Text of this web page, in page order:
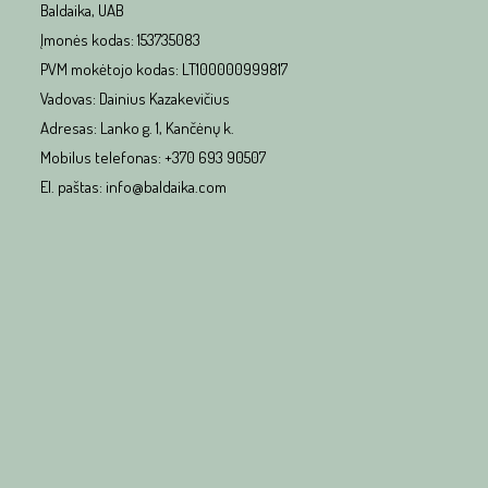
Baldaika, UAB
Įmonės kodas: 153735083
PVM mokėtojo kodas: LT100000999817
Vadovas: Dainius Kazakevičius
Adresas: Lanko g. 1, Kančėnų k.
Mobilus telefonas: +370 693 90507
El. paštas: info@baldaika.com